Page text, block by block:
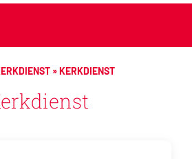
»KERKDIENST